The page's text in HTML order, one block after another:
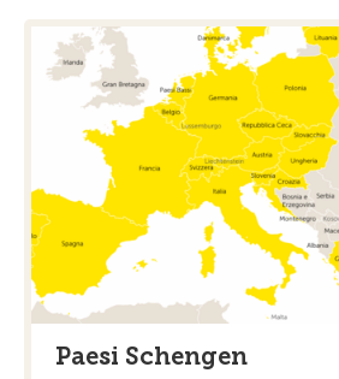
Paesi Schengen